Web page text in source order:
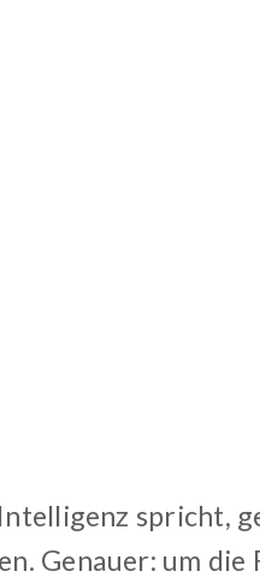
spricht,
Genauer: um die